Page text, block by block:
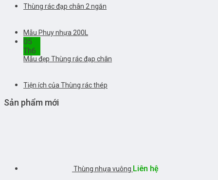
Thùng rác đạp chân 2 ngăn
Mẫu Phuy nhựa 200L
05
Th6
Mẫu đẹp Thùng rác đạp chân
Tiện ích của Thùng rác thép
Sản phẩm mới
Thùng nhựa vuông Liên hệ